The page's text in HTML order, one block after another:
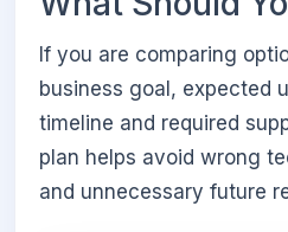
If you are comparing
business goal, expected
timeline and required
plan helps avoid wrong
and unnecessary future